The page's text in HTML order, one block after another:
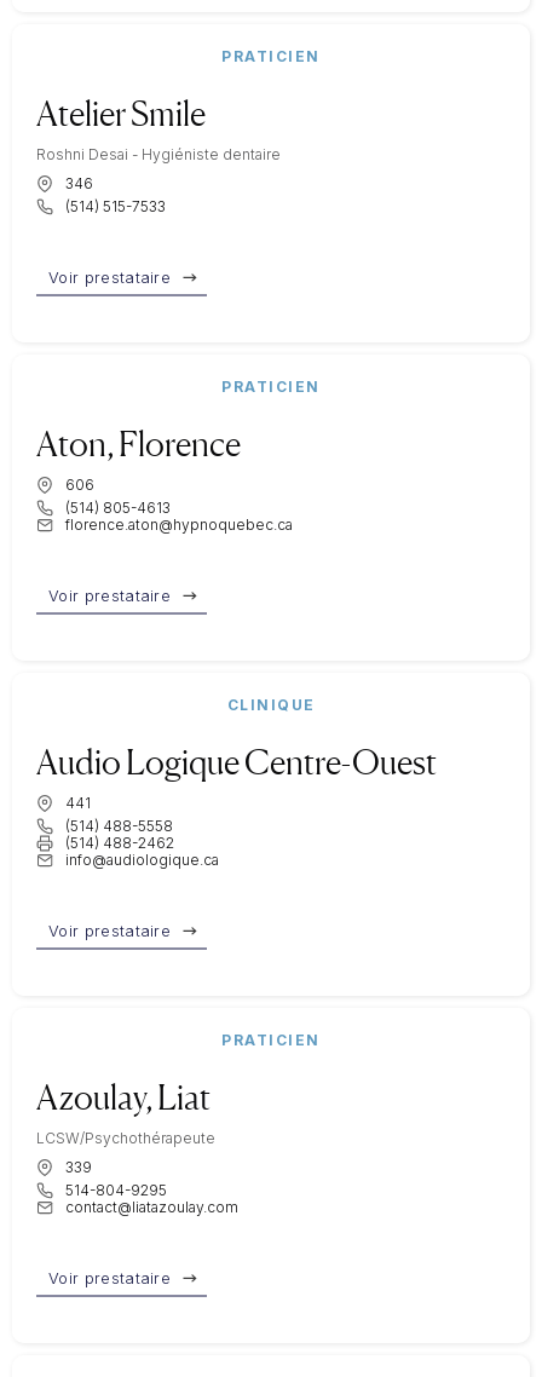
PRATICIEN
Atelier Smile
Roshni Desai - Hygiéniste dentaire
346
(514) 515-7533
Voir prestataire
PRATICIEN
Aton, Florence
606
(514) 805-4613
florence.aton@hypnoquebec.ca
Voir prestataire
CLINIQUE
Audio Logique Centre-Ouest
441
(514) 488-5558
(514) 488-2462
info@audiologique.ca
Voir prestataire
PRATICIEN
Azoulay, Liat
LCSW/Psychothérapeute
339
514-804-9295
contact@liatazoulay.com
Voir prestataire